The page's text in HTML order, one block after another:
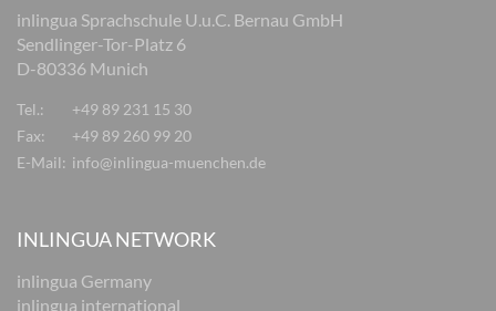
inlingua Sprachschule U.u.C. Bernau GmbH
Sendlinger-Tor-Platz 6
D-80336 Munich
Tel.:
+49 89 231 15 30
Fax:
+49 89 260 99 20
E-Mail: info@inlingua-muenchen.de
INLINGUA NETWORK
inlingua Germany
inlingua international